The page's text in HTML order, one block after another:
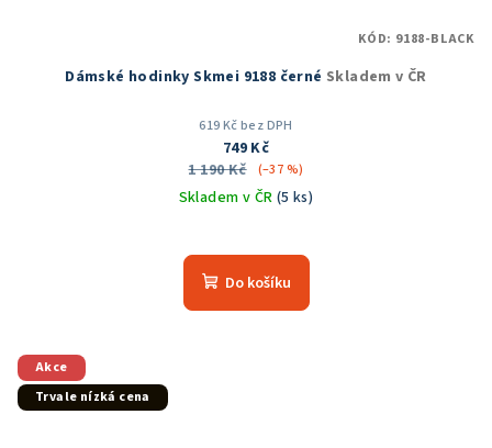
Dámské hodinky Skmei 9188 černé Skladem v ČR
619 Kč bez DPH
749 Kč
1 190 Kč
(–37 %)
Skladem v ČR (5 ks)
Do košíku
KÓD: 9188-BLACK
Akce
Trvale nízká cena